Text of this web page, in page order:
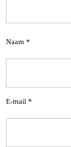
Naam *
E-mail *